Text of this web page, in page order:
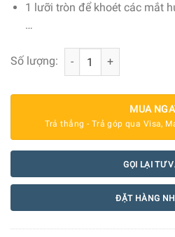
1 lưỡi tròn để khoét các mắt
…
Số lượng: Dụng Cụ Gọt Vỏ Joseph
MUA
Trả thẳng - Trả góp qua Visa,
GỌI LẠI TƯ
ĐẶT HÀNG